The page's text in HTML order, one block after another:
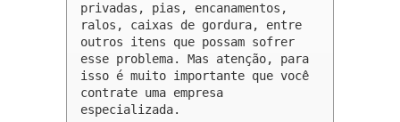
privadas, pias, encanamentos,
ralos, caixas de gordura, entre
outros itens que possam sofrer
esse problema. Mas atenção, para
isso é muito importante que você
contrate uma empresa
especializada.